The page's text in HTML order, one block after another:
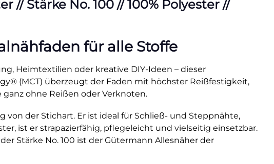
Stärke No. 100 // 100% Polyester //
für alle Stoffe
Heimtextilien oder kreative DIY-Ideen – dieser
(MCT) überzeugt der Faden mit höchster Reißfestigkeit,
ohne Reißen oder Verknoten.
der Stichart. Er ist ideal für Schließ- und Steppnähte,
ist er strapazierfähig, pflegeleicht und vielseitig einsetzbar.
Stärke No. 100 ist der Gütermann Allesnäher der